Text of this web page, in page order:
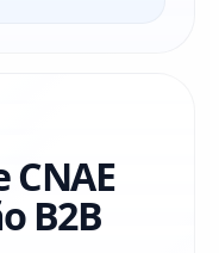
CNAE
B2B